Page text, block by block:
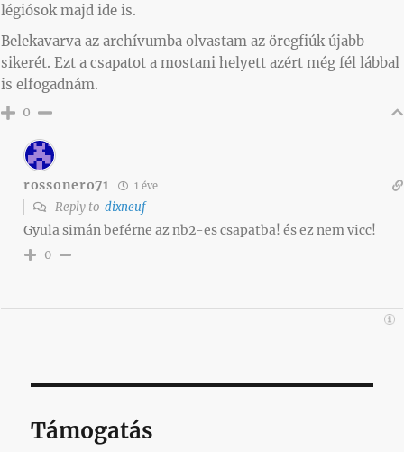
légiósok majd ide is.
Belekavarva az archívumba olvastam az öregfiúk újabb
sikerét. Ezt a csapatot a mostani helyett azért még fél lábbal
is elfogadnám.
0
rossonero71 1 éve
Reply to dixneuf
Gyula simán beférne az nb2-es csapatba! és ez nem vicc!
0
Támogatás